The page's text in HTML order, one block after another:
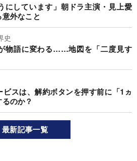
にしています」朝ドラ主演・見上愛
外なこと
史
物語に変わる……地図を「二度見す
スは、解約ボタンを押す前に「1ヵ
のか？
最新記事一覧